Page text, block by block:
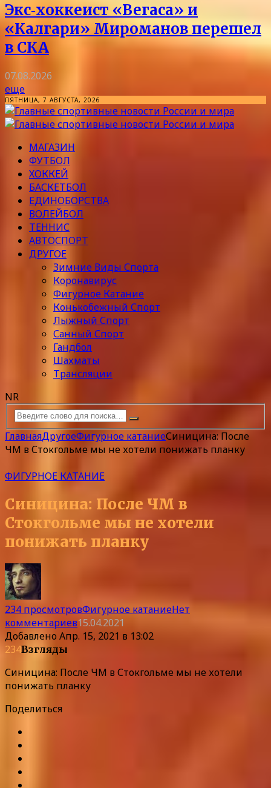
Экс‑хоккеист «Вегаса» и
«Калгари» Мироманов перешел
в СКА
07.08.2026
еще
ПЯТНИЦА, 7 АВГУСТА, 2026
МАГАЗИН
ФУТБОЛ
ХОККЕЙ
БАСКЕТБОЛ
ЕДИНОБОРСТВА
ВОЛЕЙБОЛ
ТЕННИС
АВТОСПОРТ
ДРУГОЕ
Зимние Виды Спорта
Коронавирус
Фигурное Катание
Конькобежный Спорт
Лыжный Спорт
Санный Спорт
Гандбол
Шахматы
Трансляции
NR
ГлавнаяДругоеФигурное катаниеСиницина: После
ЧМ в Стокгольме мы не хотели понижать планку
ФИГУРНОЕ КАТАНИЕ
Синицина: После ЧМ в
Стокгольме мы не хотели
понижать планку
234 просмотровФигурное катаниеНет
комментариев15.04.2021
ДобавленоАпр. 15, 2021 в 13:02
234Взгляды
Синицина: После ЧМ в Стокгольме мы не хотели
понижать планку
Поделиться